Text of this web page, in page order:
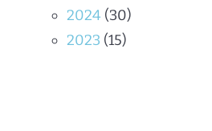
2024 (30)
2023 (15)